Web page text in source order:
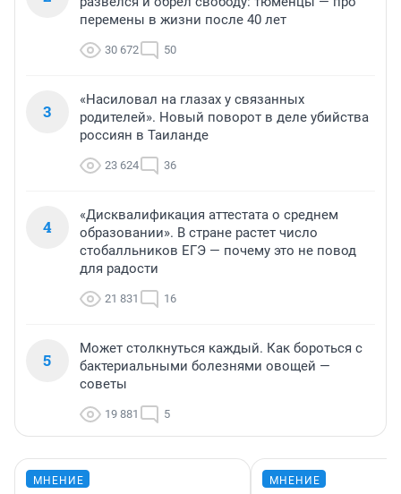
перемены в жизни после 40 лет
30 672 50
3
«Насиловал на глазах у связанных
родителей». Новый поворот в деле убийства
россиян в Таиланде
23 624 36
4
«Дисквалификация аттестата о среднем
образовании». В стране растет число
стобалльников ЕГЭ — почему это не повод
для радости
21 831 16
5
Может столкнуться каждый. Как бороться с
бактериальными болезнями овощей —
советы
19 881 5
МНЕНИЕ МНЕНИЕ